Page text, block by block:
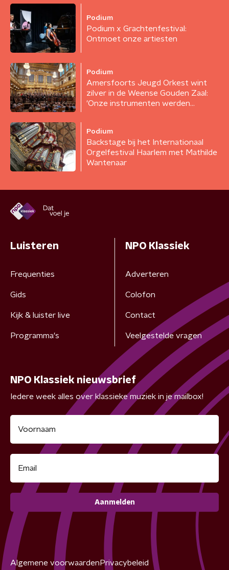
Podium
Podium x Grachtenfestival:
Ontmoet onze artiesten
Podium
Amersfoorts Jeugd Orkest wint
zilver in de Weense Gouden Zaal:
'Onze instrumenten werden
Podium
Backstage bij het Internationaal
Orgelfestival Haarlem met Mathilde
Wantenaar
Luisteren
Frequenties
Gids
Kijk & luister live
Programma's
NPO Klassiek
Adverteren
Colofon
Contact
Veelgestelde vragen
NPO Klassiek nieuwsbrief
Iedere week alles over klassieke muziek in je mailbox!
Aanmelden
Algemene voorwaarden Privacybeleid